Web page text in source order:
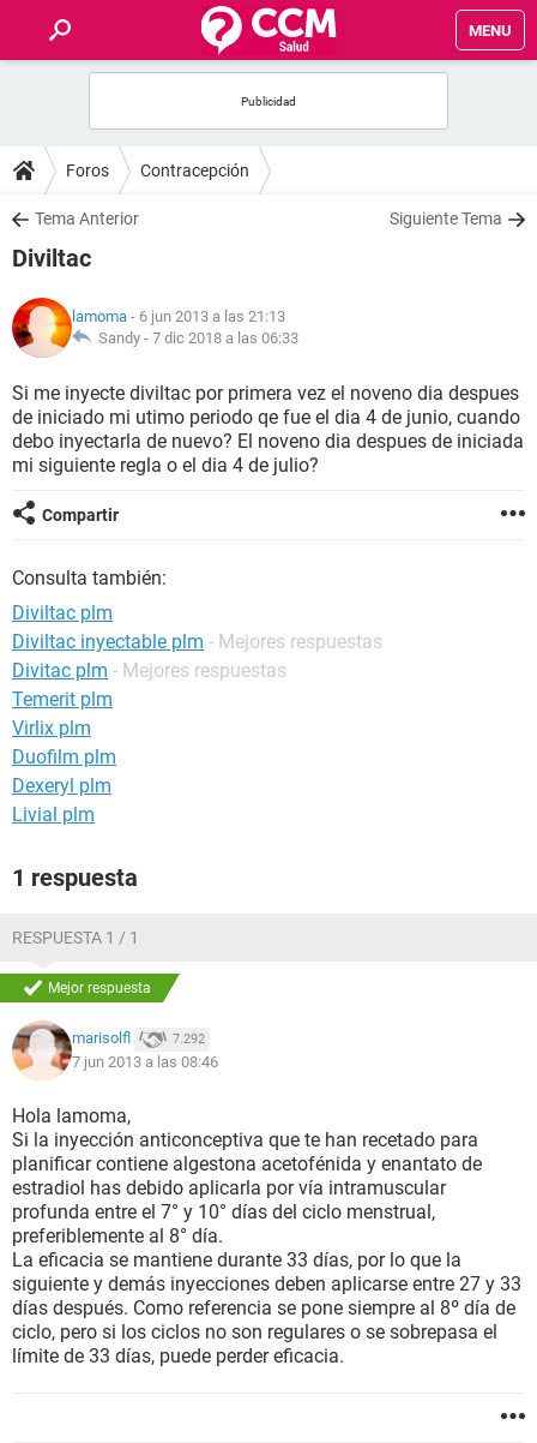
MENU
FOROS
SALUD
NUTRICIÓN
BIENESTAR
SEXUALIDAD
GLOSARIO
Foros Contracepción
Tema Anterior Siguiente Tema
Diviltac
lamoma - 6 jun 2013 a las 21:13
Sandy - 7 dic 2018 a las 06:33
Si me inyecte diviltac por primera vez el noveno dia despues
de iniciado mi utimo periodo qe fue el dia 4 de junio, cuando
debo inyectarla de nuevo? El noveno dia despues de iniciada
mi siguiente regla o el dia 4 de julio?
Compartir
Consulta también:
Diviltac plm
Diviltac inyectable plm - Mejores respuestas
Divitac plm - Mejores respuestas
Temerit plm
Virlix plm
Duofilm plm
Dexeryl plm
Livial plm
1 respuesta
RESPUESTA 1 / 1
Mejor respuesta
marisolfl 7.292
7 jun 2013 a las 08:46
Hola lamoma,
Si la inyección anticonceptiva que te han recetado para
planificar contiene algestona acetofénida y enantato de
estradiol has debido aplicarla por vía intramuscular
profunda entre el 7° y 10° días del ciclo menstrual,
preferiblemente al 8° día.
La eficacia se mantiene durante 33 días, por lo que la
siguiente y demás inyecciones deben aplicarse entre 27 y 33
días después. Como referencia se pone siempre al 8º día de
ciclo, pero si los ciclos no son regulares o se sobrepasa el
límite de 33 días, puede perder eficacia.